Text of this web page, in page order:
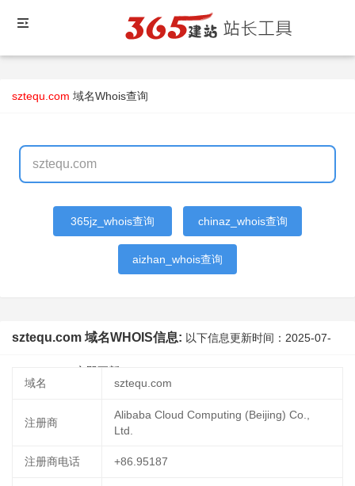
sztequ.com 域名Whois查询
365jz_whois查询 chinaz_whois查询
aizhan_whois查询
sztequ.com 域名WHOIS信息: 以下信息更新时间： 2025-07-
立即更新
域名
sztequ.com
注册商
Alibaba Cloud Computing (Beijing) Co.,
Ltd.
注册商电话 +86.95187